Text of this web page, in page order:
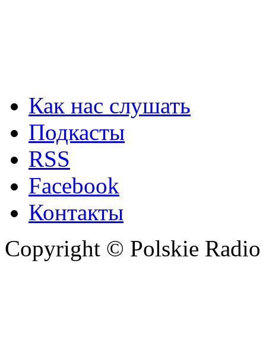
Как нас слушать
Подкасты
RSS
Facebook
Контакты
Copyright © Polskie